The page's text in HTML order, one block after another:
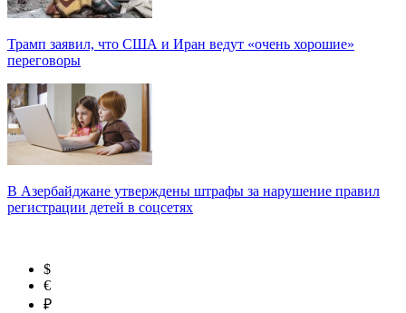
Трамп заявил, что США и Иран ведут «очень хорошие»
переговоры
В Азербайджане утверждены штрафы за нарушение правил
регистрации детей в соцсетях
$
€
₽